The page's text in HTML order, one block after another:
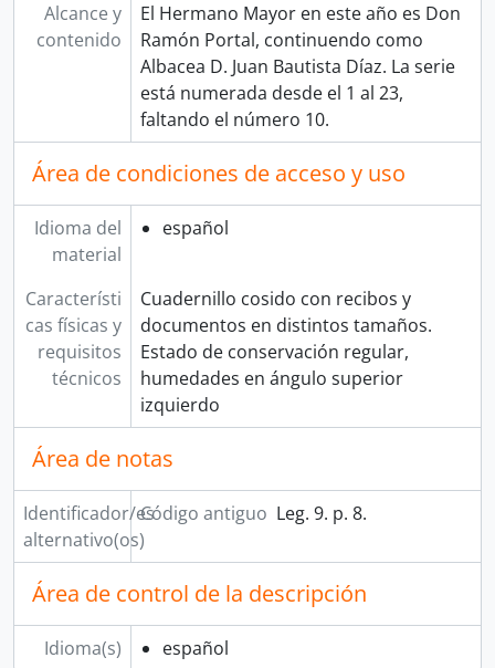
Alcance y
contenido
El Hermano Mayor en este año es Don
Ramón Portal, continuendo como
Albacea D. Juan Bautista Díaz. La serie
está numerada desde el 1 al 23,
faltando el número 10.
Área de condiciones de acceso y uso
Idioma del
material
español
Característi
cas físicas y
requisitos
técnicos
Cuadernillo cosido con recibos y
documentos en distintos tamaños.
Estado de conservación regular,
humedades en ángulo superior
izquierdo
Área de notas
Identificador/es
alternativo(os)
Código antiguo Leg. 9. p. 8.
Área de control de la descripción
Idioma(s) español